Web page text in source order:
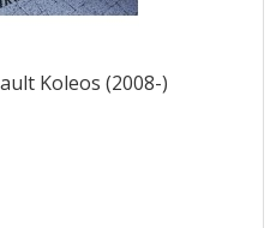
Koleos (2008-)